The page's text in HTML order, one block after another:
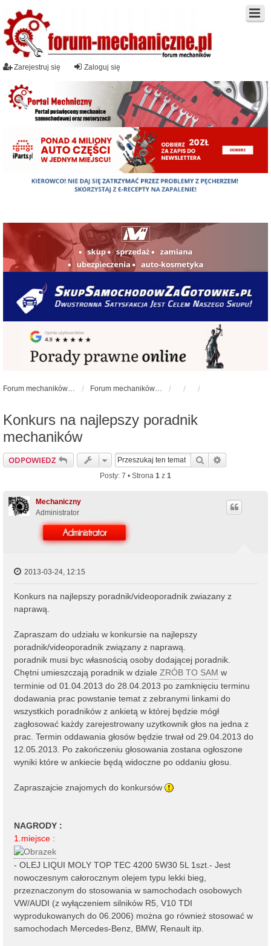
Zaloguj się
Zarejestruj się
Forum mechaników samochodowych - forum-mechaniczne.pl Forum mechaników samochodowych
Konkurs na najlepszy poradnik
mechaników
ODPOWIEDZ Szukaj
Posty: 7 • Strona 1 z 1
Mechaniczny
Administrator
2013-03-24, 12:15
Konkurs na najlepszy poradnik/videoporadnik zwiazany z
naprawą.
Zapraszam do udziału w konkursie na najlepszy
poradnik/videoporadnik związany z naprawą.
poradnik musi byc własnością osoby dodającej poradnik.
Chętni umieszczają poradnik w dziale ZRÓB TO SAM w
terminie od 01.04.2013 do 28.04.2013 po zamknięciu terminu
dodawania prac powstanie temat z zebranymi linkami do
wszystkich poradników z ankietą w której będzie mógł
zagłosować każdy zarejestrowany uzytkownik głos na jedna z
prac. Termin oddawania głosów będzie trwał od 29.04.2013 do
12.05.2013. Po zakończeniu głosowania zostana ogłoszone
wyniki które w ankiecie będą widoczne po oddaniu głosu.
Zapraszajcie znajomych do konkursów
NAGRODY :
1.miejsce :
- OLEJ LIQUI MOLY TOP TEC 4200 5W30 5L 1szt.- Jest
nowoczesnym całorocznym olejem typu lekki bieg,
przeznaczonym do stosowania w samochodach osobowych
VW/AUDI (z wyłączeniem silników R5, V10 TDI
wyprodukowanych do 06.2006) można go również stosować w
samochodach Mercedes-Benz, BMW, Renault itp.